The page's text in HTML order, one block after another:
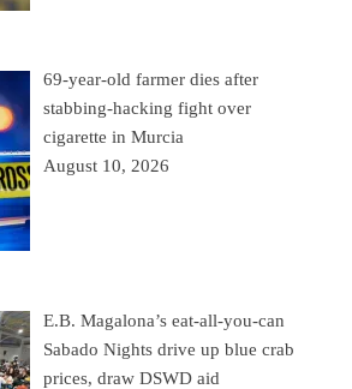
69-year-old farmer dies after
stabbing-hacking fight over
cigarette in Murcia
August 10, 2026
E.B. Magalona’s eat-all-you-can
Sabado Nights drive up blue crab
prices, draw DSWD aid